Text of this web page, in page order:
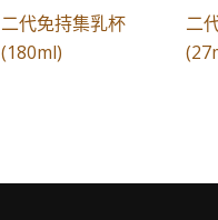
二代免持集乳杯
(180ml)
二